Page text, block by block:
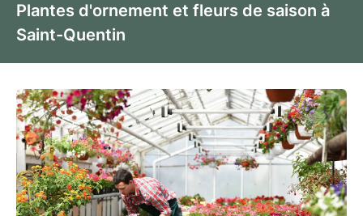
Plantes d'ornement et fleurs de saison à
Saint-Quentin